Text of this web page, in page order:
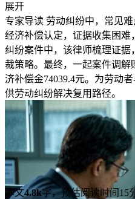
展开
专家导读 劳动纠纷中，常见
经济补偿认定，证据收集困
纠纷案件中，该律师梳理证
裁策略。最终，一起案件调解
济补偿金74039.4元。为劳动
供劳动纠纷解决复用路径。
本文4.8k字，预估阅读时间15